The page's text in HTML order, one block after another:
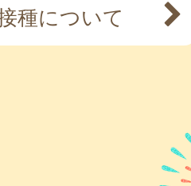
種について